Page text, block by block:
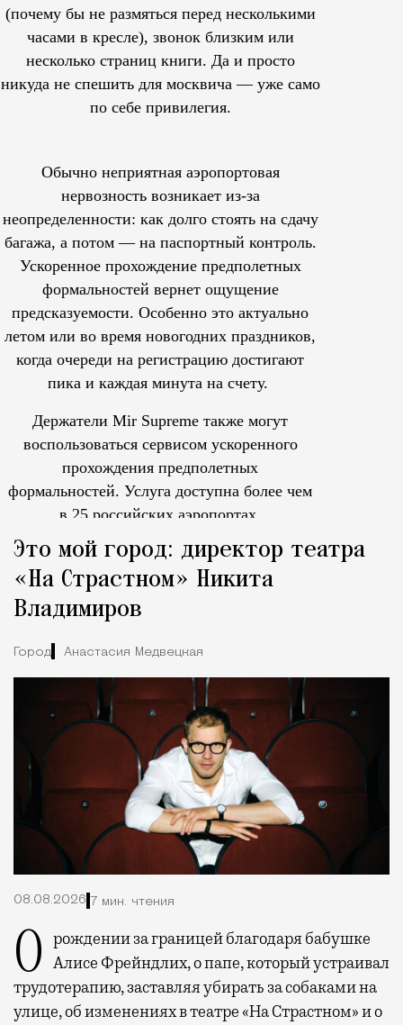
(почему бы не размяться перед несколькими
часами в кресле), звонок близким или
несколько страниц книги. Да и просто
никуда не спешить для москвича — уже само
по себе привилегия.
Обычно неприятная аэропортовая
нервозность возникает из-за
неопределенности: как долго стоять на сдачу
багажа, а потом — на паспортный контроль.
Ускоренное прохождение предполетных
формальностей вернет ощущение
предсказуемости. Особенно это актуально
летом или во время новогодних праздников,
когда очереди на регистрацию достигают
пика и каждая минута на счету.
Держатели Mir Supreme также могут
воспользоваться сервисом ускоренного
прохождения предполетных
формальностей. Услуга доступна более чем
в 25 российских аэропортах.
Это мой город: директор театра
«На Страстном» Никита
Владимиров
Город Анастасия Медвецкая
08.08.2026 7 мин. чтения
О рождении за границей благодаря бабушке Алисе Фрейндлих, о папе, который устраивал
трудотерапию, заставляя убирать за собаками на
улице, об изменениях в театре «На Страстном» и о